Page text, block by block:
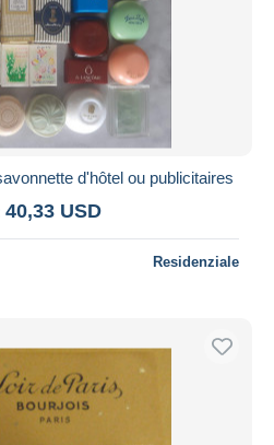
d'hôtel ou publicitaires
40,33 USD
Residenziale